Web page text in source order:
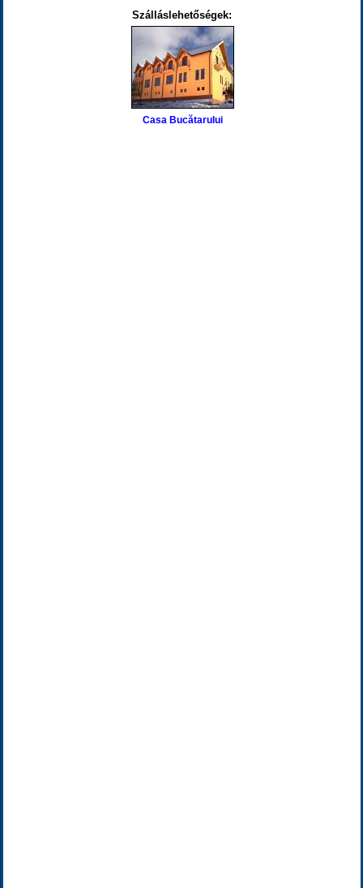
Szálláslehetőségek:
Casa Bucătarului